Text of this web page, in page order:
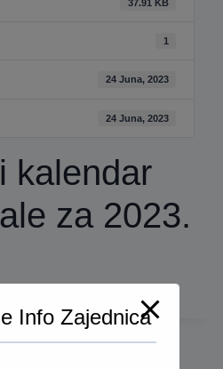
37.91 KB
1
24 Juna, 2023
24 Juna, 2023
kalendar
za 2023.
Info Zajednica